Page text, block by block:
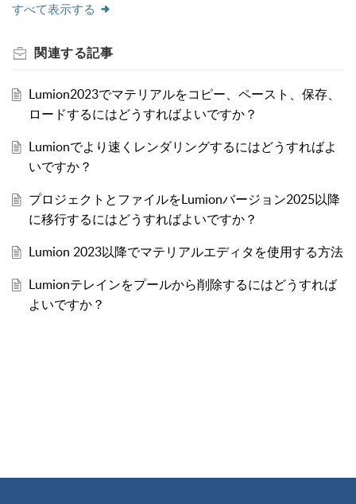
すべて表示する
関連する記事
Lumion2023でマテリアルをコピー、ペースト、保存、
ロードするにはどうすればよいですか？
Lumionでより速くレンダリングするにはどうすればよ
いですか？
プロジェクトとファイルをLumionバージョン2025以降
に移行するにはどうすればよいですか？
Lumion 2023以降でマテリアルエディタを使用する方法
Lumionテレインをプールから削除するにはどうすれば
よいですか？